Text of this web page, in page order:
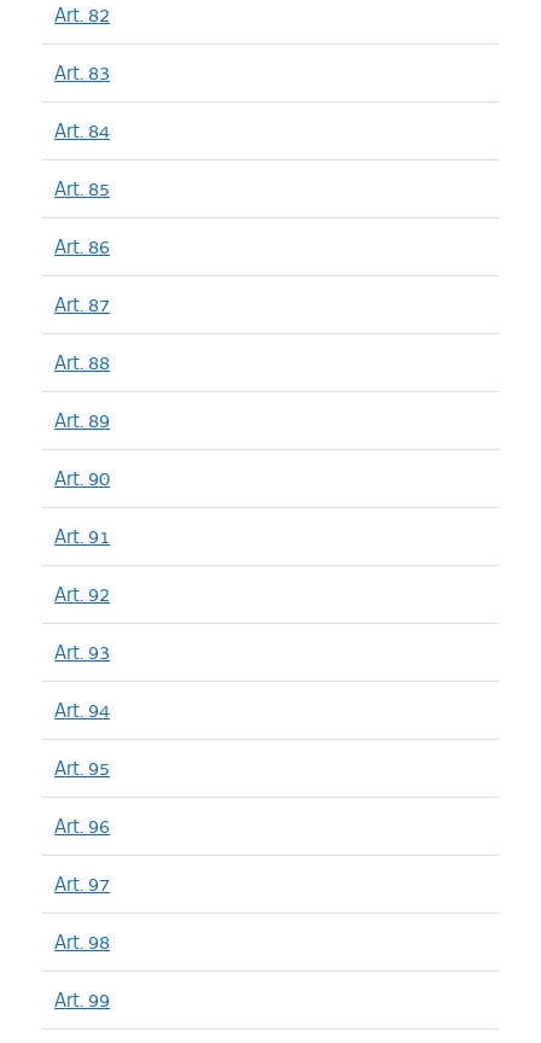
Art. 82
Art. 83
Art. 84
Art. 85
Art. 86
Art. 87
Art. 88
Art. 89
Art. 90
Art. 91
Art. 92
Art. 93
Art. 94
Art. 95
Art. 96
Art. 97
Art. 98
Art. 99